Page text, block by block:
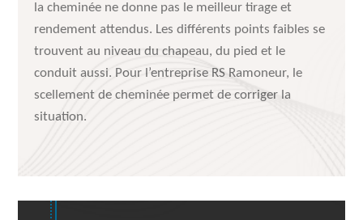
la cheminée ne donne pas le meilleur tirage et
rendement attendus. Les différents points faibles se
trouvent au niveau du chapeau, du pied et le
conduit aussi. Pour l’entreprise RS Ramoneur, le
scellement de cheminée permet de corriger la
situation.